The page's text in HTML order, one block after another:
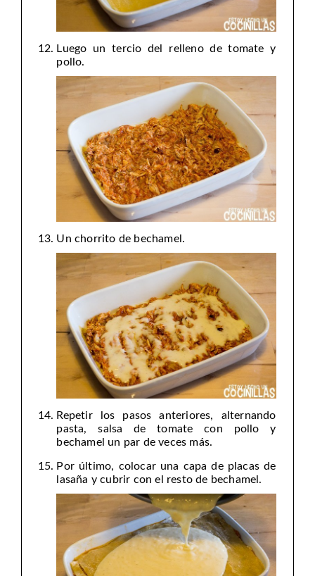
Luego un tercio del relleno de tomate y
pollo.
Un chorrito de bechamel.
Repetir los pasos anteriores, alternando
pasta, salsa de tomate con pollo y
bechamel un par de veces más.
Por último, colocar una capa de placas de
lasaña y cubrir con el resto de bechamel.